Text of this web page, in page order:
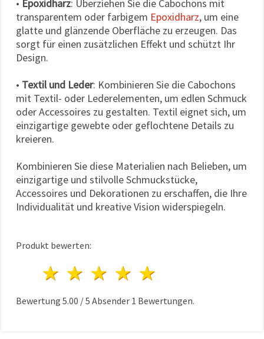
• Epoxidharz: Überziehen Sie die Cabochons mit
transparentem oder farbigem Epoxidharz, um eine
glatte und glänzende Oberfläche zu erzeugen. Das
sorgt für einen zusätzlichen Effekt und schützt Ihr
Design.
• Textil und Leder: Kombinieren Sie die Cabochons
mit Textil- oder Lederelementen, um edlen Schmuck
oder Accessoires zu gestalten. Textil eignet sich, um
einzigartige gewebte oder geflochtene Details zu
kreieren.
Kombinieren Sie diese Materialien nach Belieben, um
einzigartige und stilvolle Schmuckstücke,
Accessoires und Dekorationen zu erschaffen, die Ihre
Individualität und kreative Vision widerspiegeln.
Produkt bewerten:
4 Sterne
3 Sterne
2 Sterne
1 Stern
Bewertung 5.00 /5 Absender 1 Bewertungen.